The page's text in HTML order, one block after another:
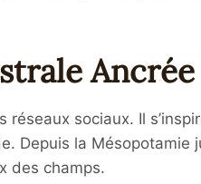
réseaux sociaux. Il
Depuis la Mésopotamie
des champs.